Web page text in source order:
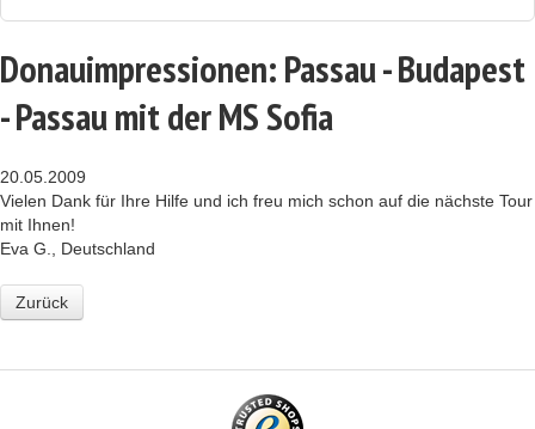
Donauimpressionen: Passau - Budapest
- Passau mit der MS Sofia
20.05.2009
Vielen Dank für Ihre Hilfe und ich freu mich schon auf die nächste Tour
mit Ihnen!
Eva G., Deutschland
Zurück